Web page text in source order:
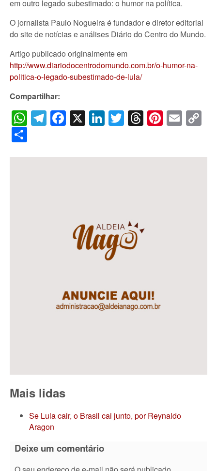
em outro legado subestimado: o humor na política.
O jornalista Paulo Nogueira é fundador e diretor editorial
do site de notícias e análises Diário do Centro do Mundo.
Artigo publicado originalmente em
http://www.diariodocentrodomundo.com.br/o-humor-na-
politica-o-legado-subestimado-de-lula/
Compartilhar:
WhatsApp
Telegram
Facebook
X LinkedIn
Twitter
Threads
Mais lidas
Se Lula cair, o Brasil cai junto, por Reynaldo
Aragon
Deixe um comentário